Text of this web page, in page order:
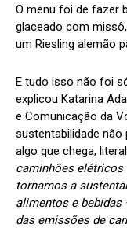
O menu foi de fazer
glaceado com
um Riesling alemão
E tudo isso não foi
explicou Katarina
e Comunicação da
sustentabilidade
algo que chega,
caminhões elétricos
tornamos a
alimentos e bebidas
das emissões de